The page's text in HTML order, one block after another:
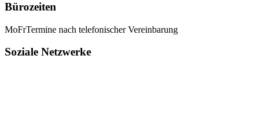
Bürozeiten
MoFrTermine nach telefonischer Vereinbarung
Soziale Netzwerke